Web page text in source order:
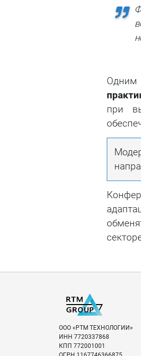
Одним
при
ООО «РТМ ТЕХНОЛОГИИ»
ИНН 7720337868
КПП 772001001